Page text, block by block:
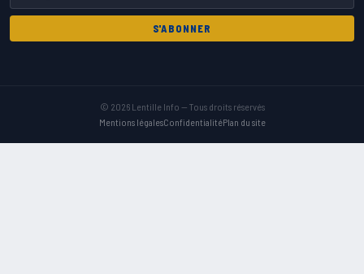
S'ABONNER
© 2026 Lentille Info — Tous droits réservés
Mentions légalesConfidentialitéPlan du site